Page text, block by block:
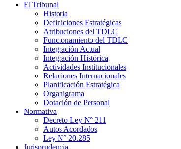
El Tribunal
Historia
Definiciones Estratégicas
Atribuciones del TDLC
Funcionamiento del TDLC
Integración Actual
Integración Histórica
Actividades Institucionales
Relaciones Internacionales
Planificación Estratégica
Organigrama
Dotación de Personal
Normativa
Decreto Ley N° 211
Autos Acordados
Ley N° 20.285
Jurisprudencia